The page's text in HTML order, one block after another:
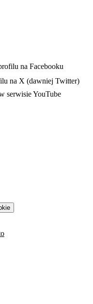
na Facebooku
na X (dawniej Twitter)
serwisie YouTube